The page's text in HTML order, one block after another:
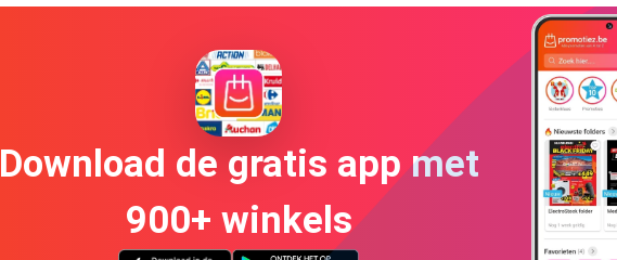
Download de gratis app met
900+ winkels